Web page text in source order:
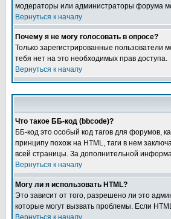
модераторы или администраторы форума
Вернуться к началу
Почему я не могу голосовать в опросе?
Только зарегистрированные пользователи
тебя нет на это необходимых прав доступа.
Вернуться к началу
Что такое ББ-код (bbcode)?
ББ-код это особый код тагов для форумов,
принципу похож на HTML, таги в нем
всей страницы. За дополнительной
Вернуться к началу
Могу ли я использовать HTML?
Это зависит от того, разрешено ли это
которые могут вызвать проблемы. Если
Вернуться к началу